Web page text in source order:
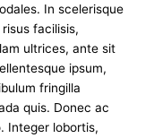
In scelerisque
facilisis,
ultrices, ante sit
ipsum,
fringilla
quis. Donec ac
Integer lobortis,